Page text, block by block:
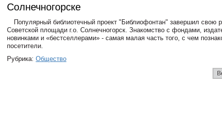
Солнечногорске
Популярный библиотечный проект "Библиофонтан" завершил свою
Советской площади г.о. Солнечногорск. Знакомство с фондами,
новинками и «бестселлерами» - самая малая часть того, с чем
посетители.
Рубрика: Общество